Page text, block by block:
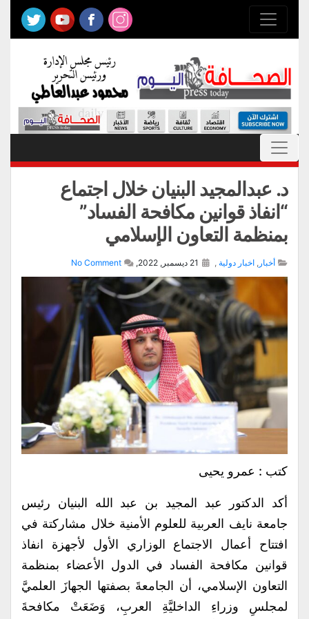
د. عبدالمجيد البنيان خلال اجتماع
“انفاذ قوانين مكافحة الفساد”
بمنظمة التعاون الإسلامي
أخبار , اخبار دولية ,
No Comment
كتب : عمرو يحيى
أكد الدكتور عبد المجيد بن عبد الله البنيان رئيس
جامعة نايف العربية للعلوم الأمنية خلال مشاركتة في
افتتاح أعمال الاجتماع الوزاري الأول لأجهزة انفاذ
قوانين مكافحة الفساد في الدول الأعضاء بمنظمة
التعاون الإسلامي، أن الجامعةَ بصفتها الجهازَ العلميَّ
لمجلسِ وزراءِ الداخليَّةِ العربِ، وَضَعَتْ مكافحةَ